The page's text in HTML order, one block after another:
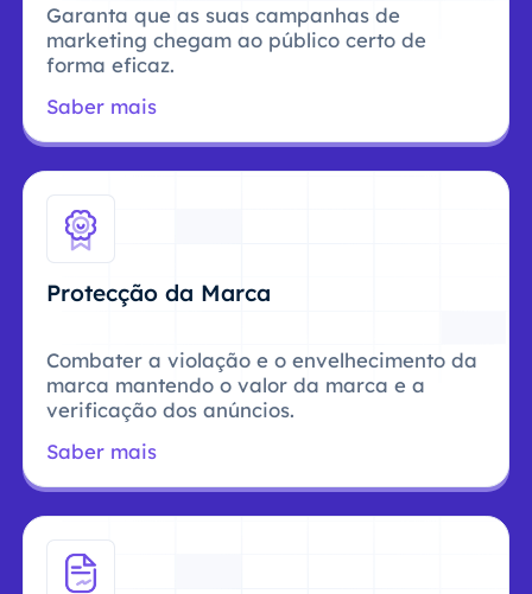
Garanta que as suas campanhas de
marketing chegam ao público certo de
forma eficaz.
Saber mais
Protecção da Marca
Combater a violação e o envelhecimento da
marca mantendo o valor da marca e a
verificação dos anúncios.
Saber mais